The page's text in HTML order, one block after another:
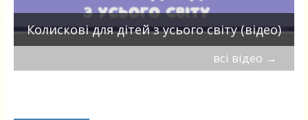
Колискові для дітей з усього світу (відео)
всі відео →